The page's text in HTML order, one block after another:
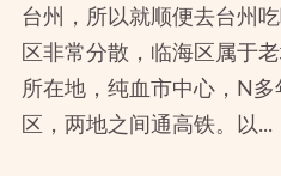
台州，所以就顺便去台州
区非常分散，临海区属于
所在地，纯血市中心，N多
区，两地之间通高铁。以...